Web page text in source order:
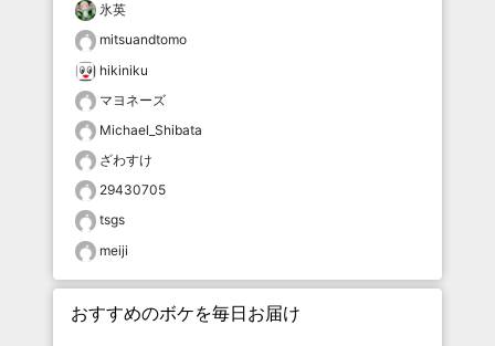
氷英
mitsuandtomo
hikiniku
マヨネーズ
Michael_Shibata
ざわすけ
29430705
tsgs
meiji
おすすめのボケを毎日お届け